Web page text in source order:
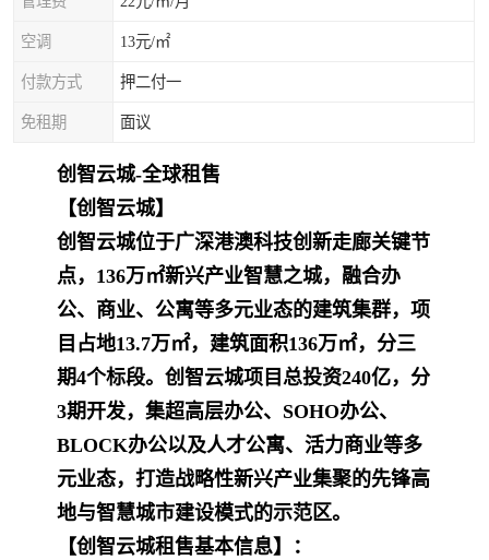
空调 13元/㎡
付款方式 押二付一
免租期 面议
创智云城-全球租售
【创智云城】
创智云城位于广深港澳科技创新走廊关键节
点，136万㎡新兴产业智慧之城，融合办
公、商业、公寓等多元业态的建筑集群，项
目占地13.7万㎡，建筑面积136万㎡，分三
期4个标段。 创智云城项目总投资240亿，分
3期开发，集超高层办公、SOHO办公、
BLOCK办公以及人才公寓、活力商业等多
元业态，打造战略性新兴产业集聚的先锋高
地与智慧城市建设模式的示范区。
【创智云城租售基本信息】：
龙华观澜